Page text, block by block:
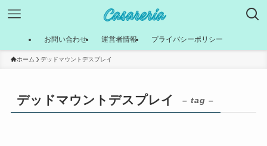
お問い合わせ 運営者情報 プライバシーポリシー
ホーム デッドマウントデスプレイ
デッドマウントデスプレイ – tag –